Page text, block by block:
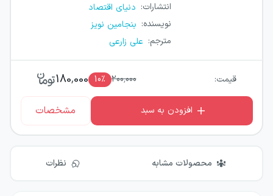
انتشارات: دنیای اقتصاد
نویسنده: بنجامین نویز
مترجم: علی زارعی
قیمت: 200,000
10٪ 180,000
افزودن به سبد مشخصات
محصولات مشابه نظرات